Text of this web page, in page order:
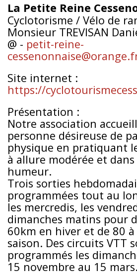
La Petite Reine
Cyclotorisme / Vélo de
Monsieur TREVISAN
@ - petit-reine-
Site internet :
https://
Présentation :
Notre association
personne désireuse de
physique en pratiquant
à allure modérée et
humeur.
Trois sorties
programmées tout au
les mercredis, les
dimanches matins pour
60km en hiver et de 80
saison. Des circuits VTT
programmés les
15 novembre au 15 mars.